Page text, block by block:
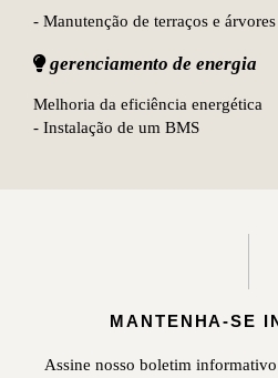
- Manutenção de terraços e
gerenciamento de energia
Melhoria da eficiência energética
- Instalação de um BMS
MANTENHA-SE
Assine nosso boletim